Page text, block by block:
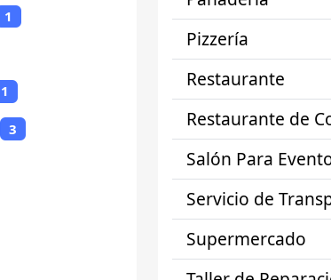
1
1
3
Pizzería
Restaurante
Restaurante de
Salón Para
Servicio de
Supermercado